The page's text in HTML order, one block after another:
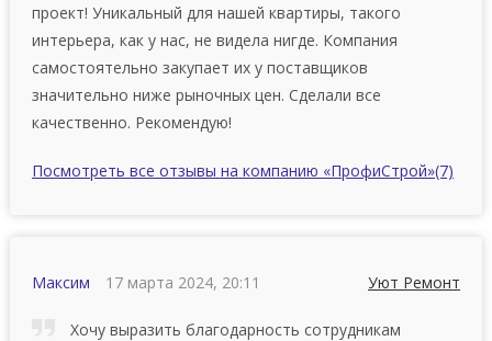
проект! Уникальный для нашей квартиры, такого
интерьера, как у нас, не видела нигде. Компания
самостоятельно закупает их у поставщиков
значительно ниже рыночных цен. Сделали все
качественно. Рекомендую!
Посмотреть все отзывы на компанию «ПрофиСтрой»(7)
Максим 17 марта 2024, 20:11 Уют Ремонт
Хочу выразить благодарность сотрудникам